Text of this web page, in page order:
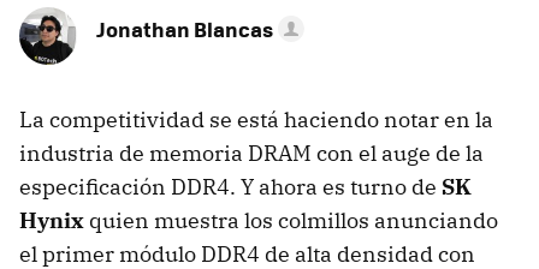
Jonathan Blancas
La competitividad se está haciendo notar en la
industria de memoria DRAM con el auge de la
especificación DDR4. Y ahora es turno de SK
Hynix quien muestra los colmillos anunciando
el primer módulo DDR4 de alta densidad con